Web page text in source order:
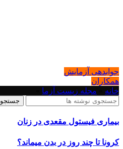
جوابدهی آزمایش
همکاران
خانه
مجله زیست آزما
جستجو
بیماری فیستول مقعدی در زنان
کرونا تا چند روز در بدن میماند؟